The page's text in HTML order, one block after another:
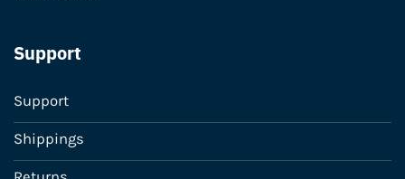
Support
Support
Shippings